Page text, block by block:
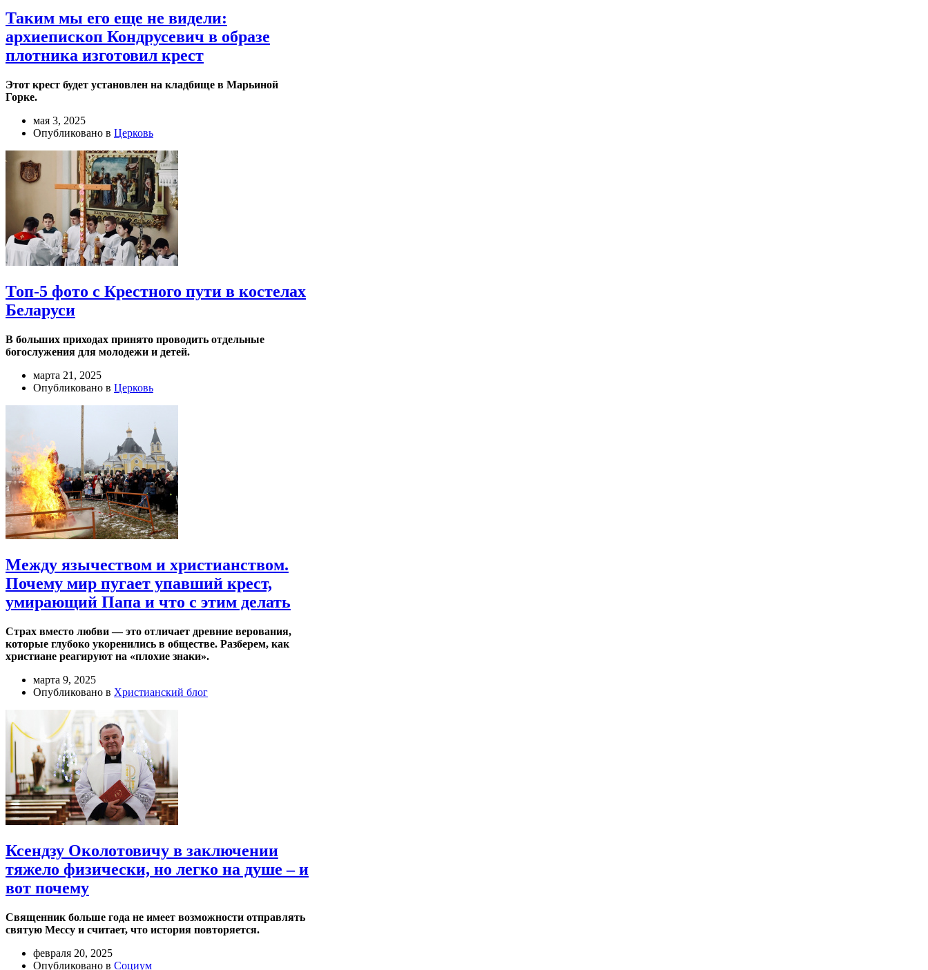
Таким мы его еще не видели:
архиепископ Кондрусевич в образе
плотника изготовил крест
Этот крест будет установлен на кладбище в Марьиной
Горке.
мая 3, 2025
Опубликовано в Церковь
Топ-5 фото с Крестного пути в костелах
Беларуси
В больших приходах принято проводить отдельные
богослужения для молодежи и детей.
марта 21, 2025
Опубликовано в Церковь
Между язычеством и христианством.
Почему мир пугает упавший крест,
умирающий Папа и что с этим делать
Страх вместо любви — это отличает древние верования,
которые глубоко укоренились в обществе. Разберем, как
христиане реагируют на «плохие знаки».
марта 9, 2025
Опубликовано в Христианский блог
Ксендзу Околотовичу в заключении
тяжело физически, но легко на душе – и
вот почему
Священник больше года не имеет возможности отправлять
святую Мессу и считает, что история повторяется.
февраля 20, 2025
Опубликовано в Социум